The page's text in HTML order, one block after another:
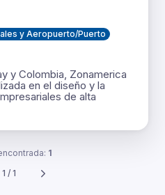
y Aeropuerto/Puerto
y Colombia, Zonamerica
en el diseño y la
de alta
1
1 / 1